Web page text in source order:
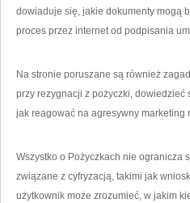
dowiaduje się, jakie dokumenty mogą
proces przez internet od podpisania
Na stronie poruszane są również
przy rezygnacji z pożyczki, dowiedzieć
jak reagować na agresywny marketing
Wszystko o Pożyczkach nie ogranicza
związane z cyfryzacją, takimi jak
użytkownik może zrozumieć, w jakim